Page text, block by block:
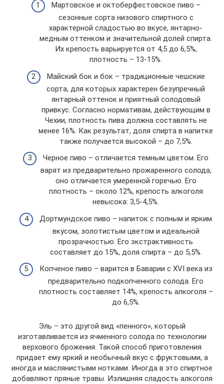
Мартовское и октоберфестовское пиво –
сезонные сорта низового спиртного с
характерной сладостью во вкусе, янтарно-
медным оттенком и значительной долей спирта.
Их крепость варьируется от 4,5 до 6,5%,
плотность – 13-15%.
Майский бок и бок – традиционные чешские
сорта, для которых характерен безупречный
янтарный оттенок и приятный солодовый
привкус. Согласно нормативам, действующим в
Чехии, плотность пива должна составлять не
менее 16%. Как результат, доля спирта в напитке
также получается высокой – до 7,5%.
Черное пиво – отличается темным цветом. Его
варят из предварительно прожаренного солода,
оно отличается умеренной горечью. Его
плотность – около 12%, крепость алкоголя
невысока: 3,5-4,5%.
Дортмундское пиво – напиток с полным и ярким
вкусом, золотистым цветом и идеальной
прозрачностью. Его экстрактивность
составляет до 15%, доля спирта – до 5,5%.
Копченое пиво – варится в Баварии с XVI века из
предварительно подкопченного солода. Его
плотность составляет 14%, крепость алкоголя –
до 6,5%.
Эль – это другой вид «пенного», который
изготавливается из ячменного солода по технологии
верхового брожения. Такой способ приготовления
придает ему яркий и необычный вкус с фруктовыми, а
иногда и маслянистыми нотками. Иногда в это спиртное
добавляют пряные травы. Излишняя сладость алкоголя